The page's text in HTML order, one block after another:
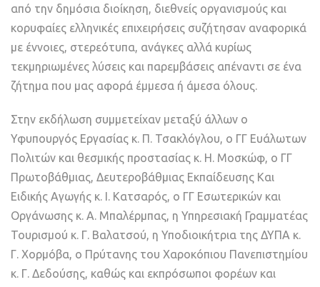
από την δημόσια διοίκηση, διεθνείς οργανισμούς και
κορυφαίες ελληνικές επιχειρήσεις συζήτησαν αναφορικά
με έννοιες, στερεότυπα, ανάγκες αλλά κυρίως
τεκμηριωμένες λύσεις και παρεμβάσεις απέναντι σε ένα
ζήτημα που μας αφορά έμμεσα ή άμεσα όλους.
Στην εκδήλωση συμμετείχαν μεταξύ άλλων ο
Υφυπουργός Εργασίας κ. Π. Τσακλόγλου, ο ΓΓ Ευάλωτων
Πολιτών και θεσμικής προστασίας κ. Η. Μοσκώφ, ο ΓΓ
Πρωτοβάθμιας, Δευτεροβάθμιας Εκπαίδευσης Και
Ειδικής Αγωγής κ. Ι. Κατσαρός, ο ΓΓ Εσωτερικών και
Οργάνωσης κ. Α. Μπαλέρμπας, η Υπηρεσιακή Γραμματέας
Τουρισμού κ. Γ. Βαλατσού, η Υποδιοικήτρια της ΔΥΠΑ κ.
Γ. Χορμόβα, ο Πρύτανης του Χαροκόπιου Πανεπιστημίου
κ. Γ. Δεδούσης, καθώς και εκπρόσωποι φορέων και